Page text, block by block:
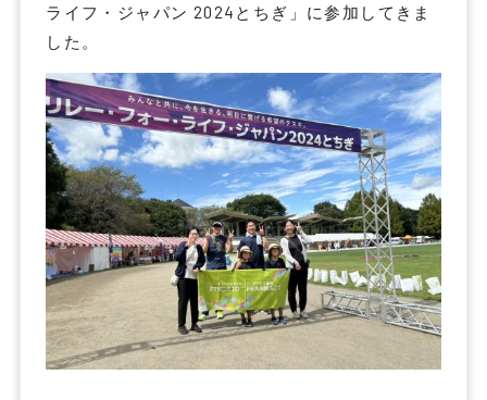
ライフ・ジャパン 2024とちぎ」に参加してきま
した。